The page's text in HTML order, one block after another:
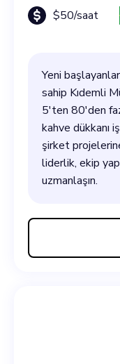
$50/saat
Yeni
sahip Kıdemli
5'ten 80'den
kahve dükkanı
şirket
liderlik, ekip
uzmanlaşın.